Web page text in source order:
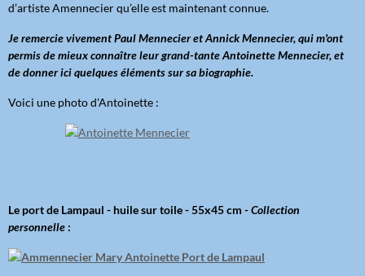
d’artiste Amennecier qu’elle est maintenant connue.
Je remercie vivement Paul Mennecier et Annick Mennecier, qui m'ont
permis de mieux connaître leur grand-tante Antoinette Mennecier, et
de donner ici quelques éléments sur sa biographie.
Voici une photo d'Antoinette :
Le port de Lampaul - huile sur toile - 55x45 cm -Collection
personnelle :